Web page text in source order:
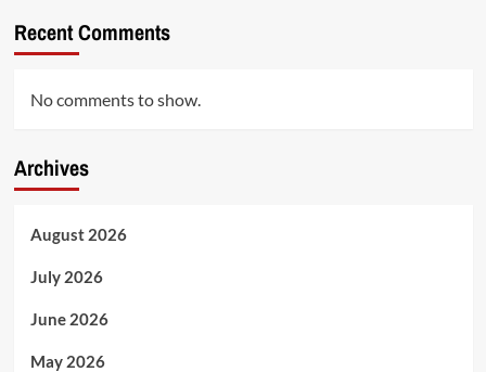
Recent Comments
No comments to show.
Archives
August 2026
July 2026
June 2026
May 2026